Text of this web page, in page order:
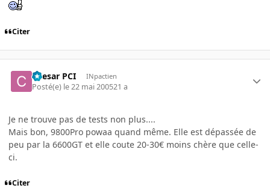
Citer
Caesar PCI INpactien
Posté(e) le 22 mai 200521 a
Je ne trouve pas de tests non plus....
Mais bon, 9800Pro powaa quand même. Elle est dépassée de
peu par la 6600GT et elle coute 20-30€ moins chère que celle-
ci.
Citer